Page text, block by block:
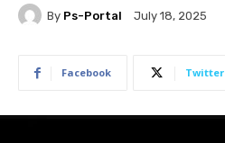
By Ps-Portal July 18, 2025
Facebook Twitter